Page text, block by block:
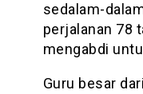
sedalam-
perjalanan 78
mengabdi
Guru besar